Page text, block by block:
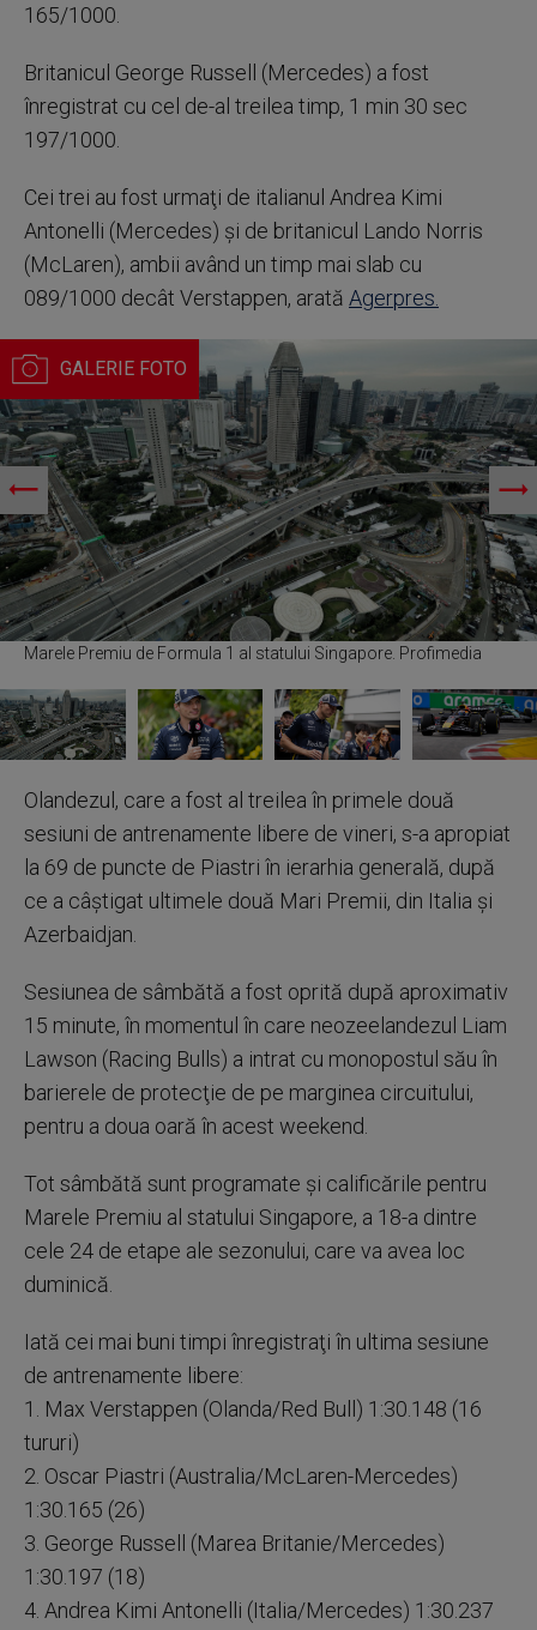
165/1000.
Britanicul George Russell (Mercedes) a fost
înregistrat cu cel de-al treilea timp, 1 min 30 sec
197/1000.
Cei trei au fost urmaţi de italianul Andrea Kimi
Antonelli (Mercedes) şi de britanicul Lando Norris
(McLaren), ambii având un timp mai slab cu
089/1000 decât Verstappen, arată Agerpres.
Marele Premiu de Formula 1 al statului Singapore. Profimedia
Olandezul, care a fost al treilea în primele două
sesiuni de antrenamente libere de vineri, s-a apropiat
la 69 de puncte de Piastri în ierarhia generală, după
ce a câştigat ultimele două Mari Premii, din Italia şi
Azerbaidjan.
Sesiunea de sâmbătă a fost oprită după aproximativ
15 minute, în momentul în care neozeelandezul Liam
Lawson (Racing Bulls) a intrat cu monopostul său în
barierele de protecţie de pe marginea circuitului,
pentru a doua oară în acest weekend.
Tot sâmbătă sunt programate şi calificările pentru
Marele Premiu al statului Singapore, a 18-a dintre
cele 24 de etape ale sezonului, care va avea loc
duminică.
Iată cei mai buni timpi înregistraţi în ultima sesiune
de antrenamente libere:
1. Max Verstappen (Olanda/Red Bull) 1:30.148 (16
tururi)
2. Oscar Piastri (Australia/McLaren-Mercedes)
1:30.165 (26)
3. George Russell (Marea Britanie/Mercedes)
1:30.197 (18)
4. Andrea Kimi Antonelli (Italia/Mercedes) 1:30.237